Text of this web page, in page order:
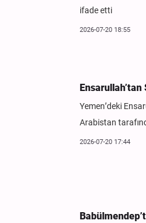
ifade etti
2026-07-20 18:55
Yemen’deki
Arabistan
2026-07-20 17:44